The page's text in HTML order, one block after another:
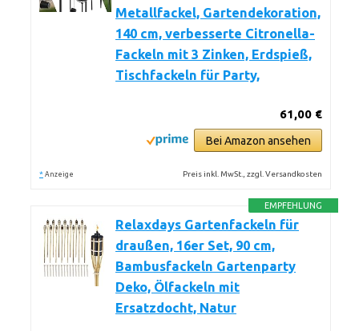
Metallfackel, Gartendekoration,
140 cm, verbesserte Citronella-
Fackeln mit 3 Zinken, Erdspieß,
Tischfackeln für Party,
61,00 €
Bei Amazon ansehen
* Anzeige Preis inkl. MwSt., zzgl. Versandkosten
EMPFEHLUNG
Relaxdays Gartenfackeln für
draußen, 16er Set, 90 cm,
Bambusfackeln Gartenparty
Deko, Ölfackeln mit
Ersatzdocht, Natur